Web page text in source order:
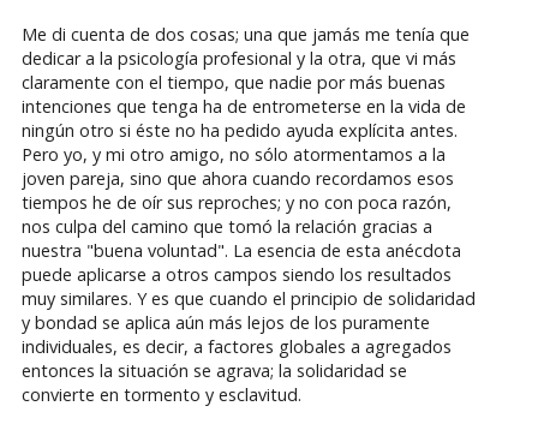
Me di cuenta de dos cosas; una que jamás me tenía que
dedicar a la psicología profesional y la otra, que vi más
claramente con el tiempo, que nadie por más buenas
intenciones que tenga ha de entrometerse en la vida de
ningún otro si éste no ha pedido ayuda explícita antes.
Pero yo, y mi otro amigo, no sólo atormentamos a la
joven pareja, sino que ahora cuando recordamos esos
tiempos he de oír sus reproches; y no con poca razón,
nos culpa del camino que tomó la relación gracias a
nuestra "buena voluntad". La esencia de esta anécdota
puede aplicarse a otros campos siendo los resultados
muy similares. Y es que cuando el principio de solidaridad
y bondad se aplica aún más lejos de los puramente
individuales, es decir, a factores globales a agregados
entonces la situación se agrava; la solidaridad se
convierte en tormento y esclavitud.